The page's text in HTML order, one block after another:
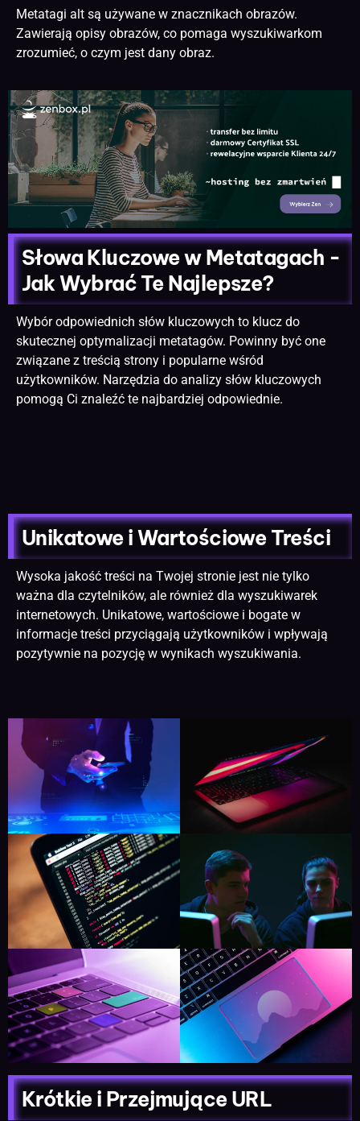
Metatagi alt są używane w znacznikach obrazów.
Zawierają opisy obrazów, co pomaga wyszukiwarkom
zrozumieć, o czym jest dany obraz.
Słowa Kluczowe w Metatagach -
Jak Wybrać Te Najlepsze?
Wybór odpowiednich słów kluczowych to klucz do
skutecznej optymalizacji metatagów. Powinny być one
związane z treścią strony i popularne wśród
użytkowników. Narzędzia do analizy słów kluczowych
pomogą Ci znaleźć te najbardziej odpowiednie.
Unikatowe i Wartościowe Treści
Wysoka jakość treści na Twojej stronie jest nie tylko
ważna dla czytelników, ale również dla wyszukiwarek
internetowych. Unikatowe, wartościowe i bogate w
informacje treści przyciągają użytkowników i wpływają
pozytywnie na pozycję w wynikach wyszukiwania.
Krótkie i Przejmujące URL